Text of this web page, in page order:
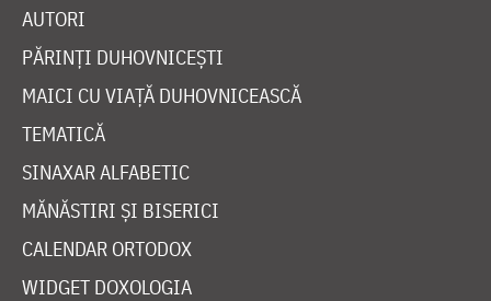
AUTORI
PĂRINȚI DUHOVNICEȘTI
MAICI CU VIAȚĂ DUHOVNICEASCĂ
TEMATICĂ
SINAXAR ALFABETIC
MĂNĂSTIRI ȘI BISERICI
CALENDAR ORTODOX
WIDGET DOXOLOGIA